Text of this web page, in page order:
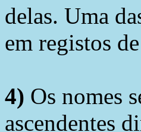
delas. Uma
em registos
4) Os nomes
ascendentes